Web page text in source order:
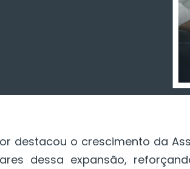
destacou o crescimento da
dessa expansão,